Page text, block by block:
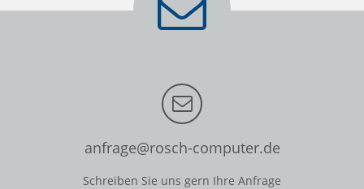
anfrage@rosch-computer.de
Schreiben Sie uns gern Ihre Anfrage